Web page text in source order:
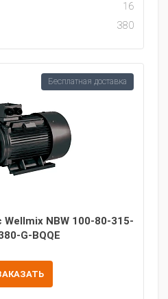
16
380
NBW 100-80-315-
G-BQQE
Бесплатная доставка